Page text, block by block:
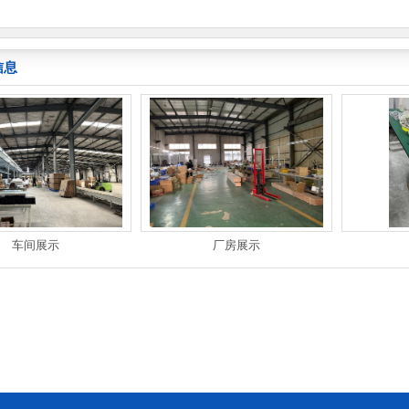
息
车间展示 厂房展示